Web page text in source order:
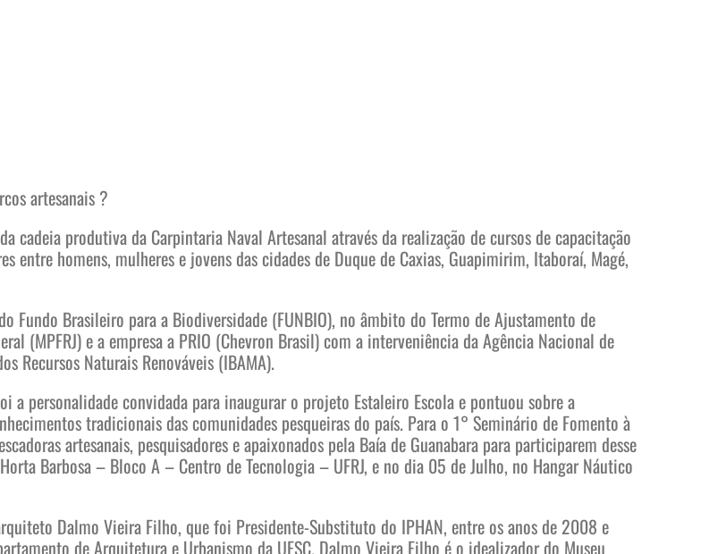
artesanais ?
cadeia produtiva da Carpintaria Naval Artesanal através da realização de cursos de capacitação
entre homens, mulheres e jovens das cidades de Duque de Caxias, Guapimirim, Itaboraí, Magé,
Fundo Brasileiro para a Biodiversidade (FUNBIO), no âmbito do Termo de Ajustamento de
(MPFRJ) e a empresa a PRIO (Chevron Brasil) com a interveniência da Agência Nacional de
Recursos Naturais Renováveis (IBAMA).
personalidade convidada para inaugurar o projeto Estaleiro Escola e pontuou sobre a
tradicionais das comunidades pesqueiras do país. Para o 1° Seminário de Fomento à
artesanais, pesquisadores e apaixonados pela Baía de Guanabara para participarem desse
Barbosa – Bloco A – Centro de Tecnologia – UFRJ, e no dia 05 de Julho, no Hangar Náutico
Dalmo Vieira Filho, que foi Presidente-Substituto do IPHAN, entre os anos de 2008 e
de Arquitetura e Urbanismo da UFSC. Dalmo Vieira Filho é o idealizador do Museu